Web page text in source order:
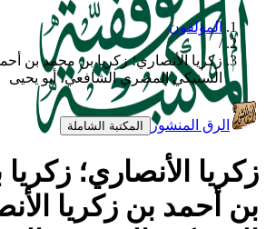
المؤلفون
/
زكريا الأنصاري؛ زكريا بن محمد بن
السنيكي المصري الشافعي، أبو يحيى
الرق المنشور المكتبة الشاملة
زكريا الأنصاري؛
بن أحمد بن زكريا